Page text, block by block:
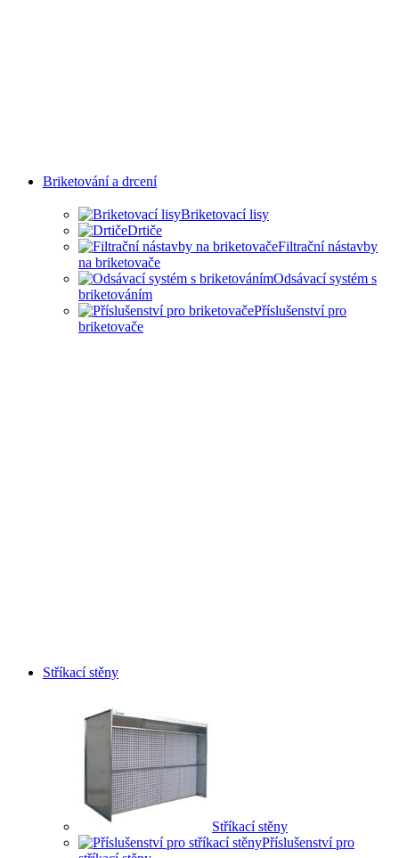
Briketování a drcení
Briketovací lisy
Drtiče
Filtrační nástavby
na briketovače
Odsávací systém s
briketováním
Příslušenství pro
briketovače
Stříkací stěny
Stříkací stěny
Příslušenství pro